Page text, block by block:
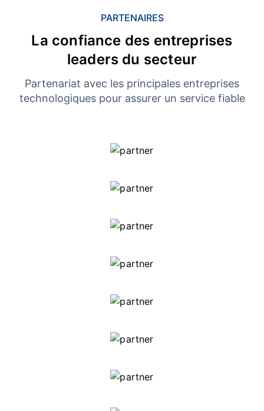
PARTENAIRES
La confiance des entreprises
leaders du secteur
Partenariat avec les principales entreprises
technologiques pour assurer un service fiable